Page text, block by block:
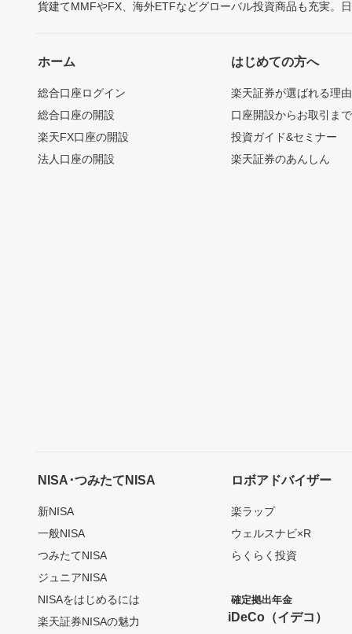
貨建てMMFやFX、海外ETFなどグローバル投資商品も充実。
ホーム
総合口座ログイン
総合口座の開設
楽天FX口座の開設
法人口座の開設
はじめての方へ
楽天証券が選ばれる理由
口座開設からお取引ま
投資ガイド&セミナー
楽天証券のあんしん
NISA･つみたてNISA
新NISA
一般NISA
つみたてNISA
ジュニアNISA
NISAをはじめるには
楽天証券NISAの魅力
ロボアドバイザー
楽ラップ
ウェルスナビ×R
らくらく投資
確定拠出年金
iDeCo（イデコ）